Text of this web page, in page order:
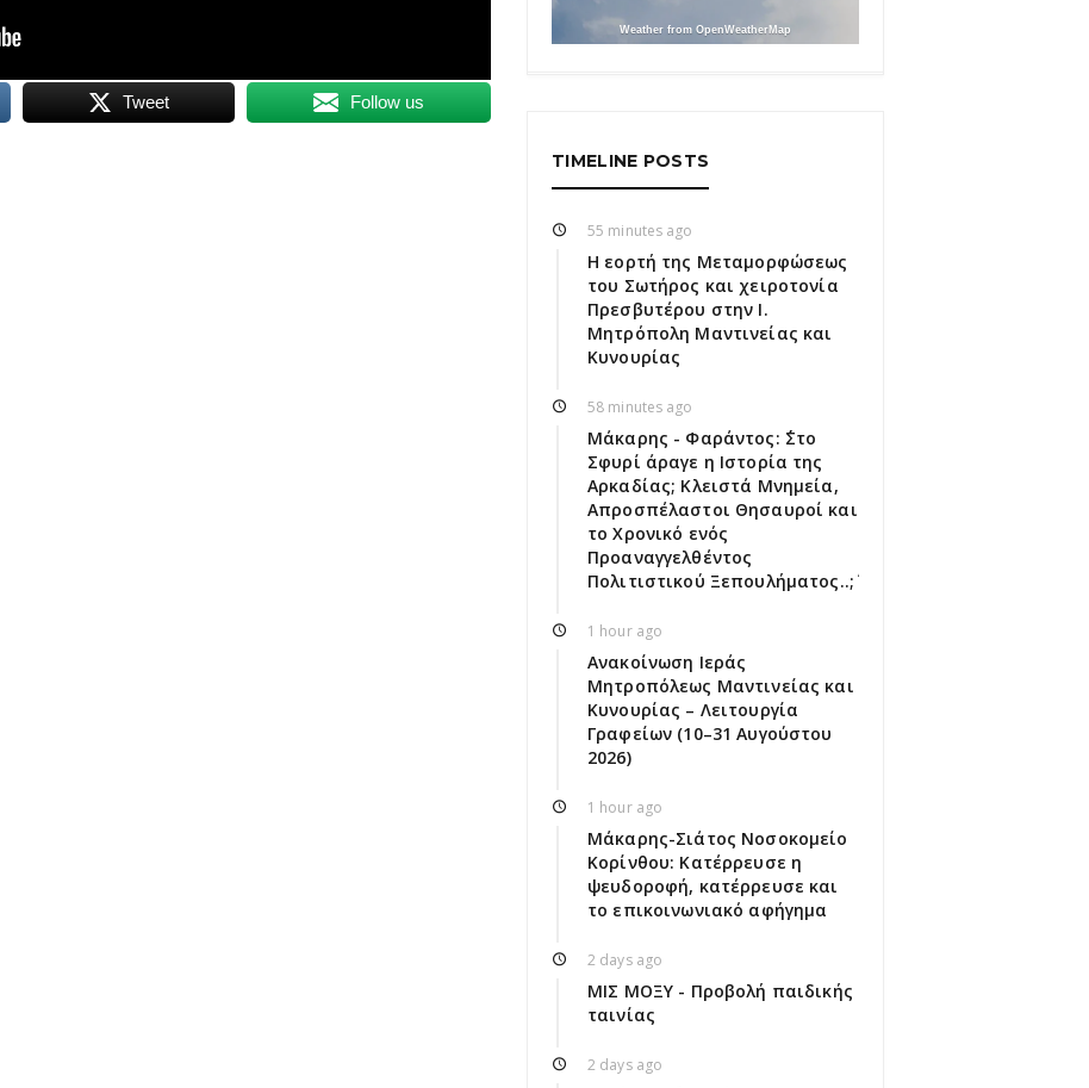
Tweet Follow us
Weather from OpenWeatherMap
TIMELINE POSTS
55 minutes ago
Η εορτή της Μεταμορφώσεως
του Σωτήρος και χειροτονία
Πρεσβυτέρου στην Ι.
Μητρόπολη Μαντινείας και
Κυνουρίας
58 minutes ago
Μάκαρης - Φαράντος: ΄΄Στο
Σφυρί άραγε η Ιστορία της
Αρκαδίας; Κλειστά Μνημεία,
Απροσπέλαστοι Θησαυροί και
το Χρονικό ενός
Προαναγγελθέντος
Πολιτιστικού Ξεπουλήματος..;΄΄
1 hour ago
Ανακοίνωση Ιεράς
Μητροπόλεως Μαντινείας και
Κυνουρίας – Λειτουργία
Γραφείων (10–31 Αυγούστου
2026)
1 hour ago
Μάκαρης-Σιάτος Νοσοκομείο
Κορίνθου: Κατέρρευσε η
ψευδοροφή, κατέρρευσε και
το επικοινωνιακό αφήγημα
2 days ago
ΜΙΣ ΜΟΞΥ - Προβολή παιδικής
ταινίας
2 days ago